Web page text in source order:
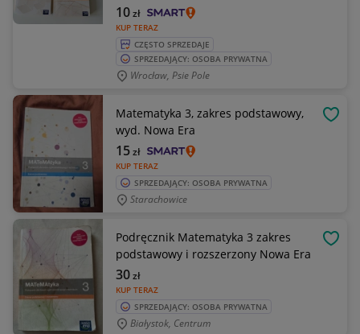
KUP TERAZ
10zł
CZĘSTO SPRZEDAJE
SPRZEDAJĄCY: OSOBA PRYWATNA
Wrocław, Psie Pole
Matematyka 3, zakres podstawowy,
wyd. Nowa Era
KUP TERAZ
15zł
SPRZEDAJĄCY: OSOBA PRYWATNA
Starachowice
Podręcznik Matematyka 3 zakres
podstawowy i rozszerzony Nowa Era
KUP TERAZ
30zł
SPRZEDAJĄCY: OSOBA PRYWATNA
Białystok, Centrum